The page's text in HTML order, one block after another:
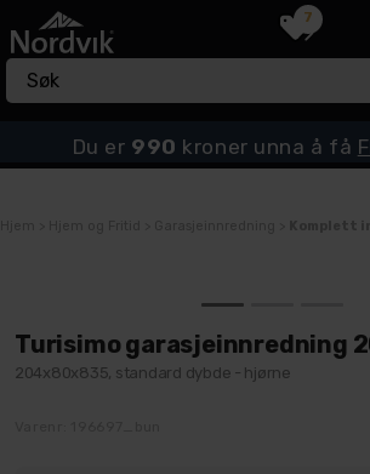
7
Du er 990 kroner unna å få
Turisimo garasjeinnredning
204x80x835, standard dybde - hjørne